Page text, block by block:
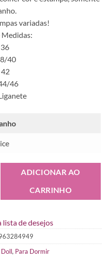
variadas!
Medidas:
40
46
ADICIONAR AO
CARRINHO
lista de desejos
Doll, Para Dormir